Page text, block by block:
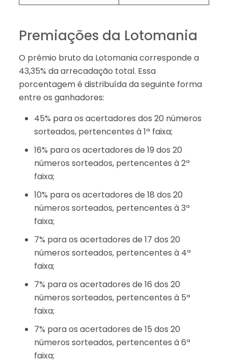
Premiações da Lotomania
O prêmio bruto da Lotomania corresponde a
43,35% da arrecadação total. Essa
porcentagem é distribuída da seguinte forma
entre os ganhadores:
45% para os acertadores dos 20 números
sorteados, pertencentes à 1ª faixa;
16% para os acertadores de 19 dos 20
números sorteados, pertencentes à 2ª
faixa;
10% para os acertadores de 18 dos 20
números sorteados, pertencentes à 3ª
faixa;
7% para os acertadores de 17 dos 20
números sorteados, pertencentes à 4ª
faixa;
7% para os acertadores de 16 dos 20
números sorteados, pertencentes à 5ª
faixa;
7% para os acertadores de 15 dos 20
números sorteados, pertencentes à 6ª
faixa;